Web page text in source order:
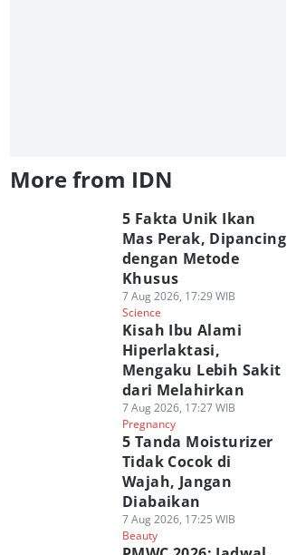
More from IDN
5 Fakta Unik Ikan
Mas Perak, Dipancing
dengan Metode
Khusus
7 Aug 2026, 17:29 WIB
Science
Kisah Ibu Alami
Hiperlaktasi,
Mengaku Lebih Sakit
dari Melahirkan
7 Aug 2026, 17:27 WIB
Pregnancy
5 Tanda Moisturizer
Tidak Cocok di
Wajah, Jangan
Diabaikan
7 Aug 2026, 17:25 WIB
Beauty